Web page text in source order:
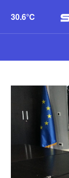
30.6°C